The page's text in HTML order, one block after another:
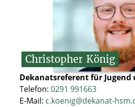
Christopher König
Dekanatsreferent für Jugend
Telefon: 0291 991663
E-Mail: c.koenig@dekanat-